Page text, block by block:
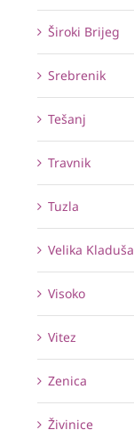
Široki Brijeg
Srebrenik
Tešanj
Travnik
Tuzla
Velika Kladuša
Visoko
Vitez
Zenica
Živinice